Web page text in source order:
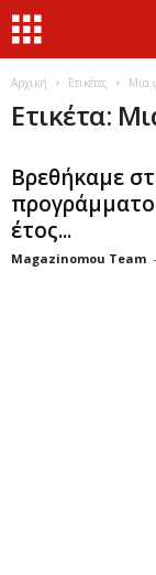
Αρχική Ετικέτες Μια
Ετικέτα:
Βρεθήκαμε
έτος...
Magazinomou Team -